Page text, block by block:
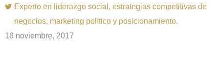
Experto en liderazgo social, estrategias competitivas de
negocios, marketing político y posicionamiento.
16 noviembre, 2017